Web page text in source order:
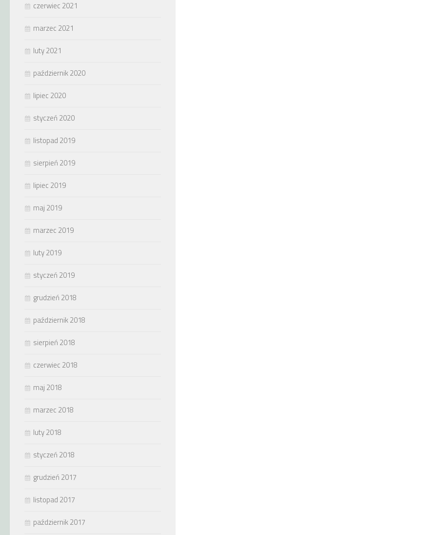
czerwiec 2021
marzec 2021
luty 2021
październik 2020
lipiec 2020
styczeń 2020
listopad 2019
sierpień 2019
lipiec 2019
maj 2019
marzec 2019
luty 2019
styczeń 2019
grudzień 2018
październik 2018
sierpień 2018
czerwiec 2018
maj 2018
marzec 2018
luty 2018
styczeń 2018
grudzień 2017
listopad 2017
październik 2017